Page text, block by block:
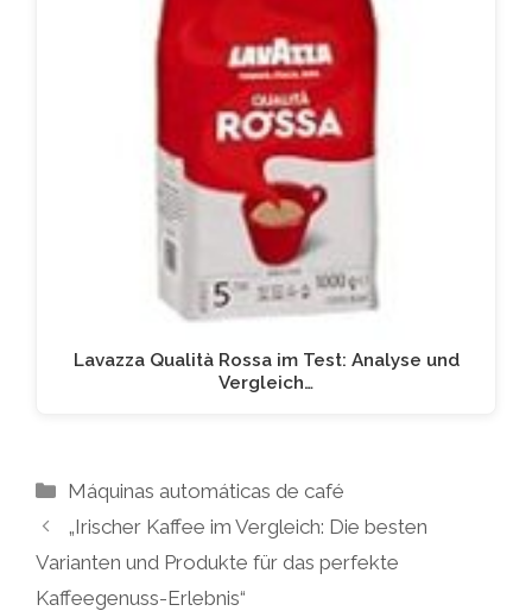
Lavazza Qualità Rossa im Test: Analyse und
Vergleich…
Kategorien
Máquinas automáticas de café
„Irischer Kaffee im Vergleich: Die besten
Varianten und Produkte für das perfekte
Kaffeegenuss-Erlebnis“